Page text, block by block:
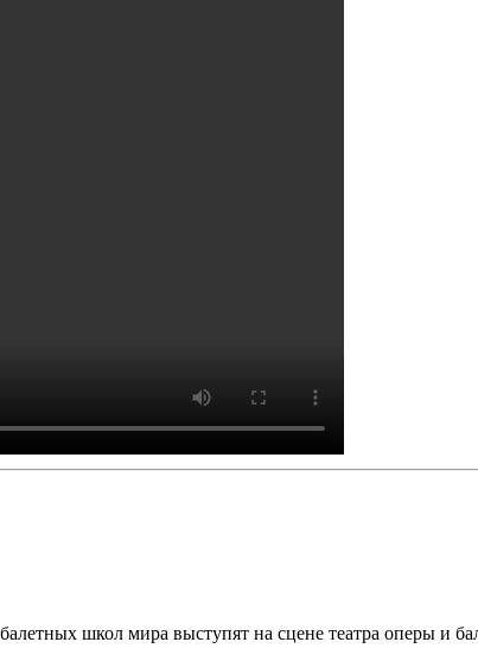
школ мира выступят на сцене театра оперы и